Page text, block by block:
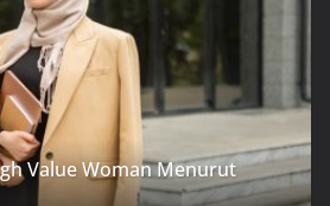
Value Woman Menurut